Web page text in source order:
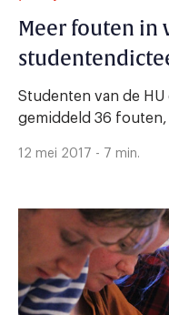
Meer fouten in
Studenten van de
gemiddeld 36 fouten,
12 mei 2017 - 7 min.